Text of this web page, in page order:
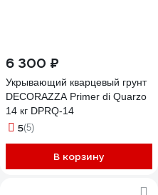
6 300 ₽
Укрывающий кварцевый грунт
DECORAZZA Primer di Quarzo
14 кг DPRQ-14
5(5)
В корзину